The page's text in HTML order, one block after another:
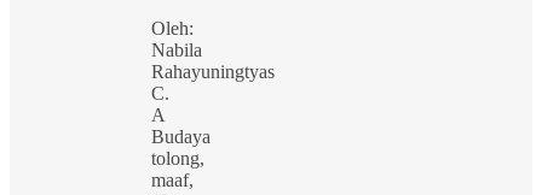
Oleh:
Nabila
Rahayuningtyas
C.
A
Budaya
tolong,
maaf,